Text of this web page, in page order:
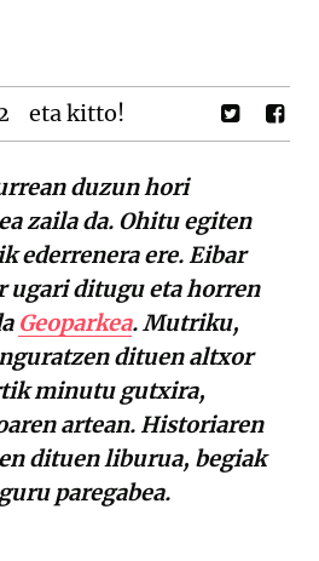
eta kitto!
duzun hori
zaila da. Ohitu egiten
ederrenera ere. Eibar
ugari ditugu eta horren
Geoparkea. Mutriku,
dituen altxor
minutu gutxira,
artean. Historiaren
dituen liburua, begiak
paregabea.